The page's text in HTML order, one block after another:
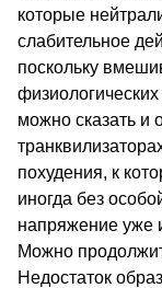
которые
слабительное
поскольку
можно сказать и
похудения, к
иногда без
напряжение уже
Можно
Недостаток